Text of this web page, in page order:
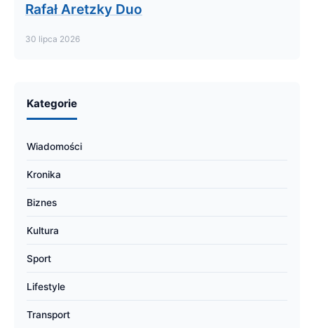
Rafał Aretzky Duo
30 lipca 2026
Kategorie
Wiadomości
Kronika
Biznes
Kultura
Sport
Lifestyle
Transport